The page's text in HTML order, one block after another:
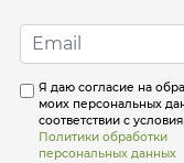
Я даю согласие на
моих персональных
соответствии с
Политики обработки
персональных данных